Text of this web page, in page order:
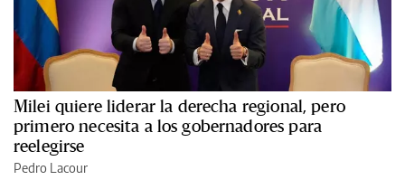
Milei quiere liderar la derecha regional, pero
primero necesita a los gobernadores para
reelegirse
Pedro Lacour